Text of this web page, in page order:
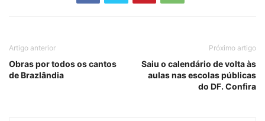
Artigo anterior
Obras por todos os cantos
de Brazlândia
Próximo artigo
Saiu o calendário de volta às
aulas nas escolas públicas
do DF. Confira